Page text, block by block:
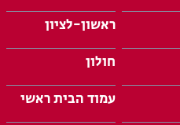
ראשון-לציון
חולון
עמוד הבית ראשי